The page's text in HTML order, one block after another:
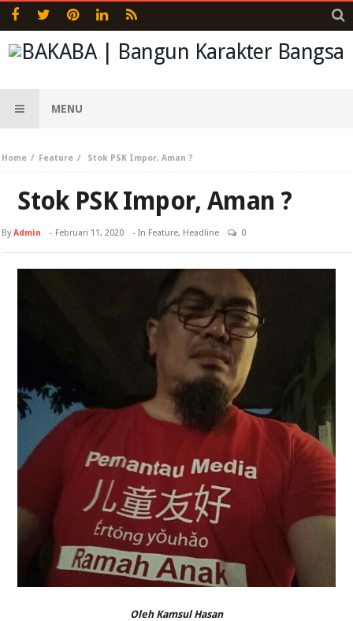
MENU
Home Feature Stok PSK Impor, Aman ?
Stok PSK Impor, Aman ?
ByAdmin - Februari 11, 2020 - In Feature, Headline 0
Oleh Kamsul Hasan